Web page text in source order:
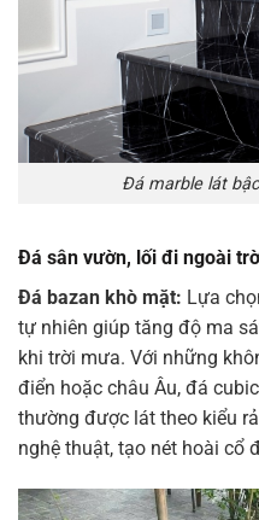
Đá marble lát
Đá sân vườn, lối đi ngoài
Đá bazan khò mặt: Lựa
tự nhiên giúp tăng độ ma
khi trời mưa. Với những
điển hoặc châu Âu, đá
thường được lát theo kiểu
nghệ thuật, tạo nét hoài cổ